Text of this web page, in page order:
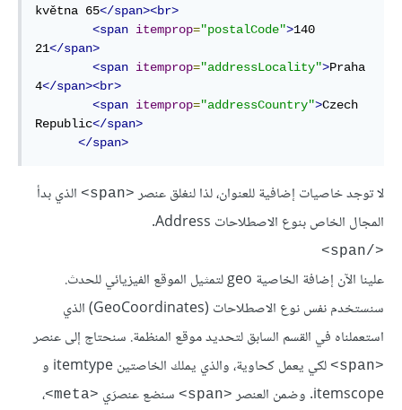
května 65</span><br>
<span itemprop="postalCode">140
21</span>
<span itemprop="addressLocality">Praha
4</span><br>
<span itemprop="addressCountry">Czech
Republic</span>
</span>
لا توجد خاصيات إضافية للعنوان، لذا لنغلق عنصر <span>
الذي بدأ
المجال الخاص بنوع الاصطلاحات Address.
</span>
علينا الآن إضافة الخاصية geo لتمثيل الموقع الفيزيائي للحدث.
سنستخدم نفس نوع الاصطلاحات (GeoCoordinates) الذي
استعملناه في القسم السابق لتحديد موقع المنظمة. سنحتاج إلى عنصر
<span>
لكي يعمل كحاوية، والذي يملك الخاصتين itemtype و
itemscope. وضمن العنصر
<span> سنضع عنصرَي <meta>
،